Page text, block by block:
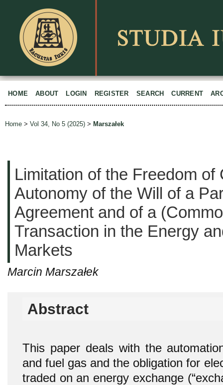
HOME ABOUT LOGIN REGISTER SEARCH CURRENT
Home > Vol 34, No 5 (2025) > Marszałek
Limitation of the Freedom of
Autonomy of the Will of a
Agreement and of a
Transaction in the Energy
Markets
Marcin Marszałek
Abstract
This paper deals with the
and fuel gas and the obligation for
traded on an energy exchange